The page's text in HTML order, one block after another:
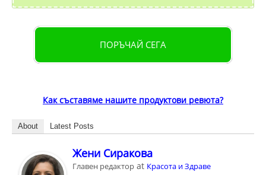
ПОРЪЧАЙ СЕГА
Как съставяме нашите продуктови ревюта?
About Latest Posts
Жени Сиракова
Главен редактор at Красота и Здраве